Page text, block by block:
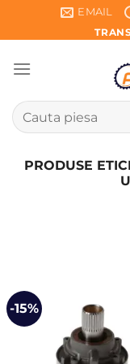
EMAIL
Caută
după:
PRODUSE
-15%